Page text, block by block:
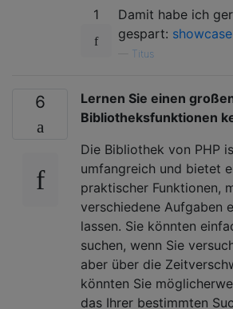
1
Damit habe ich
gespart: showcase
Titus
6
Lernen Sie einen
Bibliotheksfunktionen
Die Bibliothek von PHP
umfangreich und bietet
praktischer Funktionen,
verschiedene Aufgaben
lassen. Sie könnten
suchen, wenn Sie
aber über die
könnten Sie
das Ihrer bestimmten